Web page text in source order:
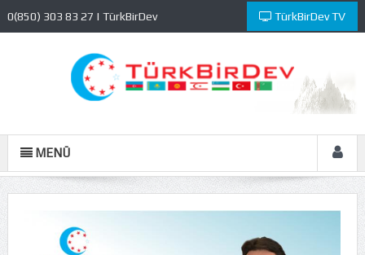
0(850) 303 83 27 | TürkBirDev TürkBirDev TV
MENÜ